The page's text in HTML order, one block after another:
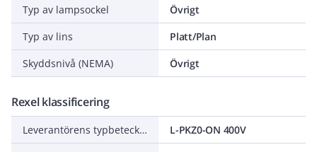
Typ av lampsockel
Övrigt
Typ av lins
Platt/Plan
Skyddsnivå (NEMA)
Övrigt
Rexel klassificering
Leverantörens typbeteckning
L-PKZ0-ON 400V